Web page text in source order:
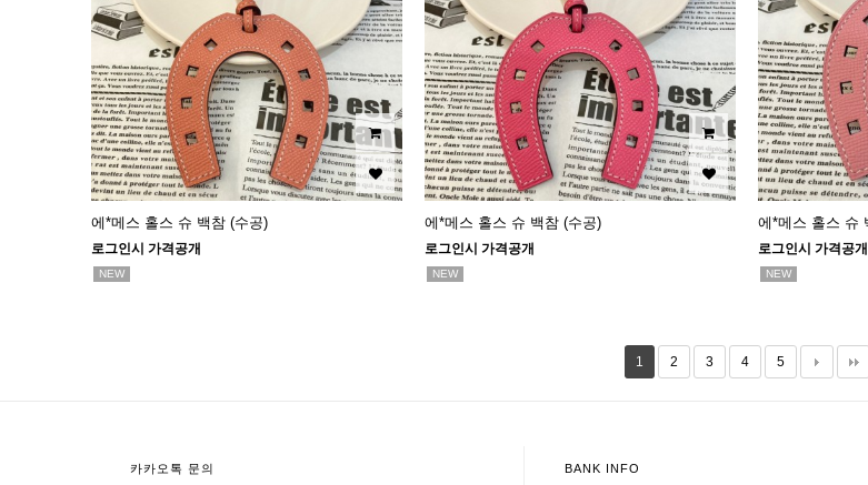
에*메스 홀스 슈 백참 (수공)
로그인시 가격공개
NEW
에*메스 홀스 슈 백참 (수공)
로그인시 가격공개
NEW
에*메스 홀스 슈
로그인시 가격공개
NEW
1 2 3 4 5
카카오톡 문의 BANK INFO